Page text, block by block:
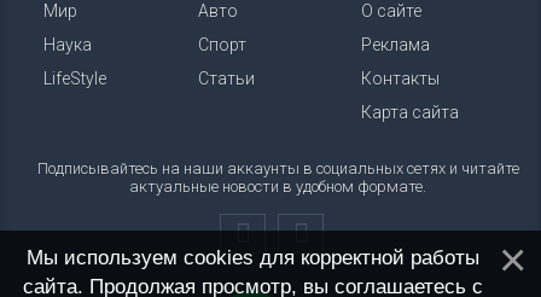
Мир
Наука
LifeStyle
Авто
Спорт
Статьи
О сайте
Реклама
Контакты
Карта сайта
Подписывайтесь на наши аккаунты в социальных сетях и читайте
актуальные новости в удобном формате.
Мы используем cookies для корректной работы
сайта. Продолжая просмотр, вы соглашаетесь с